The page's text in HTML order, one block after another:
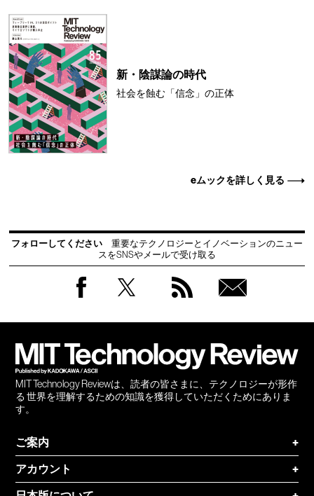
新・陰謀論の時代
社会を蝕む「信念」の正体
eムックを詳しく見る
フォローしてください
重要なテクノロジーとイノベーションのニュー
スをSNSやメールで受け取る
MIT Technology Reviewは、読者の皆さまに、テクノロジーが形作
る 世界を理解するための知識を獲得していただくためにありま
す。
ご案内
+
アカウント
+